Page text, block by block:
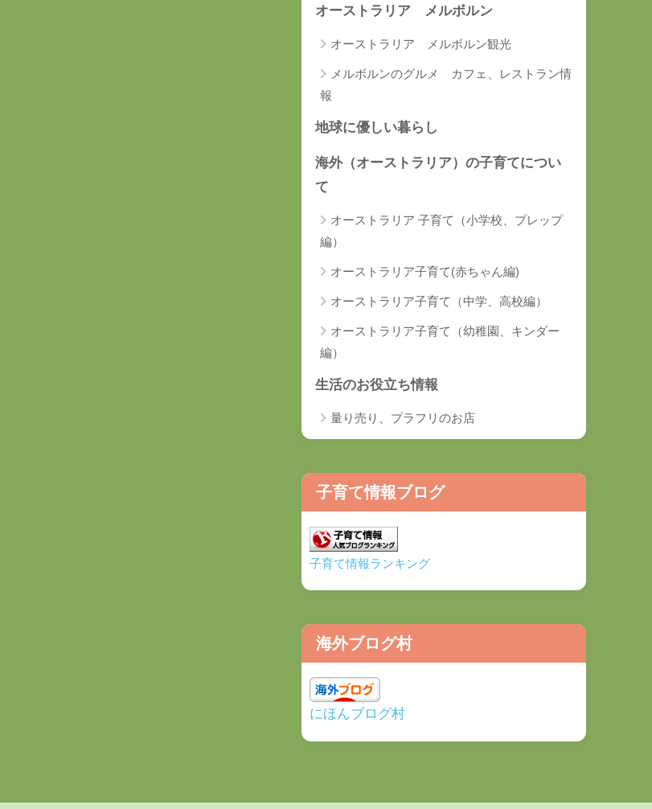
オーストラリア メルボルン
オーストラリア メルボルン観光
メルボルンのグルメ カフェ、レストラン情
報
地球に優しい暮らし
海外（オーストラリア）の子育てについ
て
オーストラリア 子育て（小学校、プレップ
編）
オーストラリア子育て(赤ちゃん編)
オーストラリア子育て（中学、高校編）
オーストラリア子育て（幼稚園、キンダー
編）
生活のお役立ち情報
量り売り、プラフリのお店
子育て情報ブログ
子育て情報ランキング
海外ブログ村
にほんブログ村